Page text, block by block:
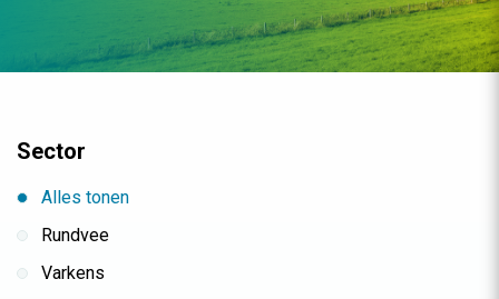
Sector
Alles tonen
Rundvee
Varkens